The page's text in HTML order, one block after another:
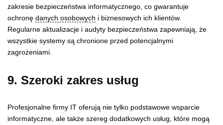
zakresie bezpieczeństwa informatycznego, co gwarantuje
ochronę danych osobowych i biznesowych ich klientów.
Regularne aktualizacje i audyty bezpieczeństwa zapewniają, że
wszystkie systemy są chronione przed potencjalnymi
zagrożeniami.
9. Szeroki zakres usług
Profesjonalne firmy IT oferują nie tylko podstawowe wsparcie
informatyczne, ale także szereg dodatkowych usług, które mogą